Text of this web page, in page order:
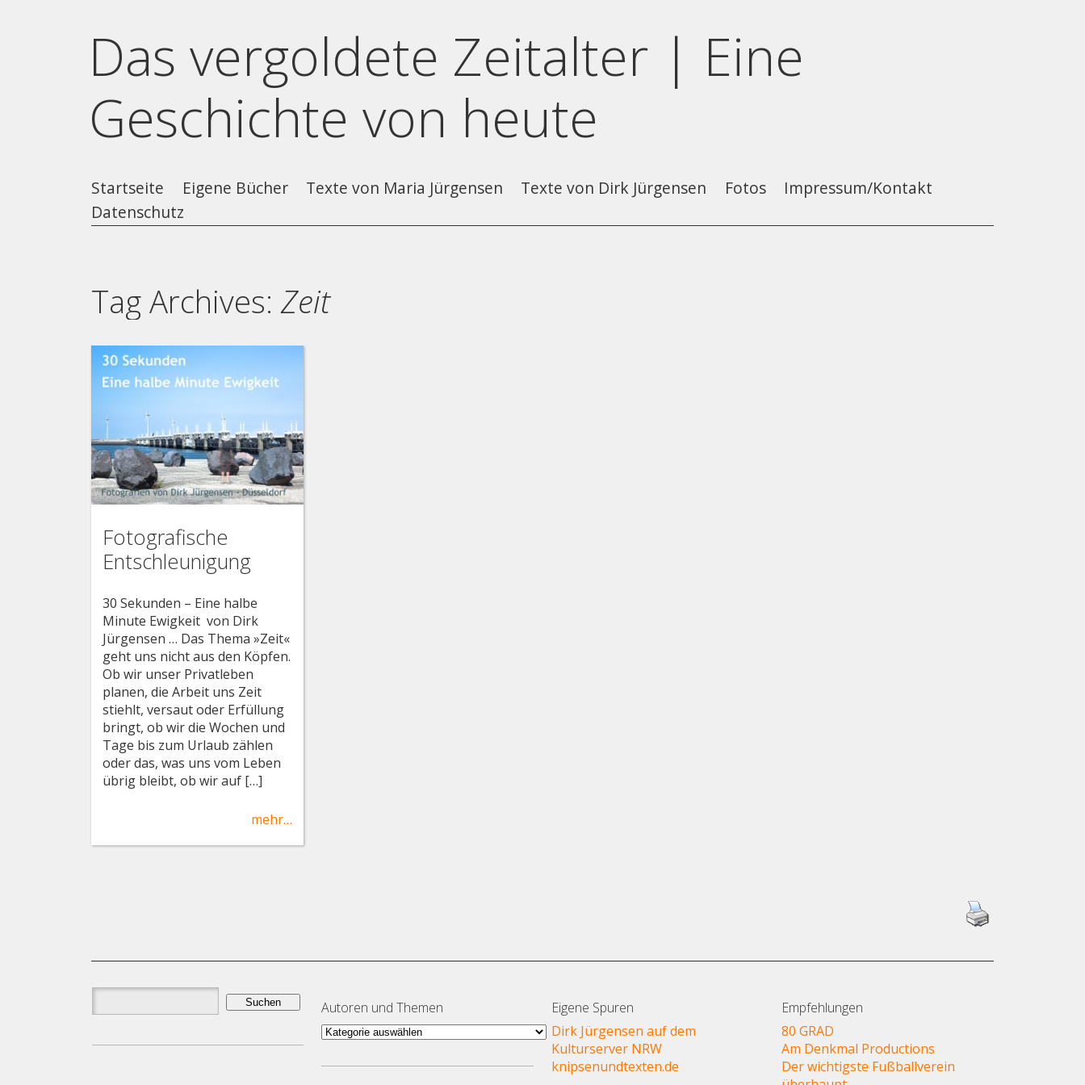
Das vergoldete Zeitalter | Eine
Geschichte von heute
Startseite Eigene Bücher Texte von Maria Jürgensen Texte von Dirk Jürgensen Fotos
Impressum/Kontakt
Datenschutz
Tag Archives:Zeit
Fotografische
Entschleunigung
30 Sekunden – Eine halbe
Minute Ewigkeit von Dirk
Jürgensen … Das Thema »Zeit«
geht uns nicht aus den Köpfen.
Ob wir unser Privatleben
planen, die Arbeit uns Zeit
stiehlt, versaut oder Erfüllung
bringt, ob wir die Wochen und
Tage bis zum Urlaub zählen
oder das, was uns vom Leben
übrig bleibt, ob wir auf […]
mehr…
Suchen
nach:
Autoren und Themen
Autoren
Themen
Eigene Spuren
Dirk Jürgensen auf dem
Kulturserver NRW
knipsenundtexten.de
Empfehlungen
80 GRAD
Am Denkmal Productions
Der wichtigste Fußballverein